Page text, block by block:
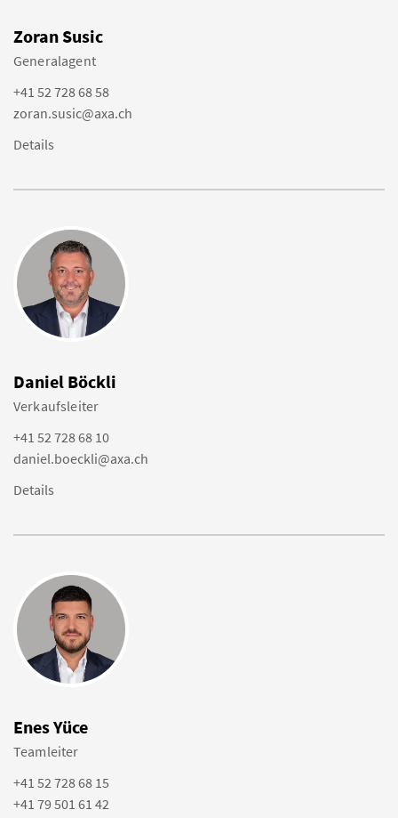
Zoran Susic
Generalagent
+41 52 728 68 58
zoran.susic@axa.ch
Details
Daniel Böckli
Verkaufsleiter
+41 52 728 68 10
daniel.boeckli@axa.ch
Details
Enes Yüce
Teamleiter
+41 52 728 68 15
+41 79 501 61 42